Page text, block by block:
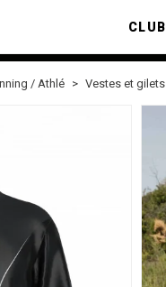
CLUB
/ Athlé Vestes et gilets